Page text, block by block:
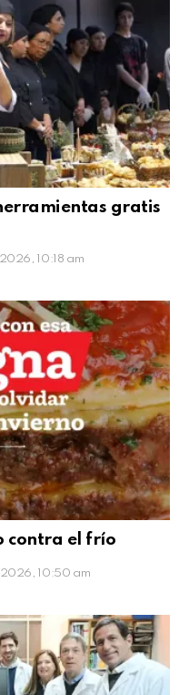
gratis
10:18 am
contra el frío
10:50 am